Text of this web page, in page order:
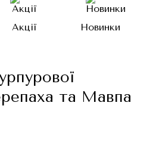
Акції Новинки
та Мавпа